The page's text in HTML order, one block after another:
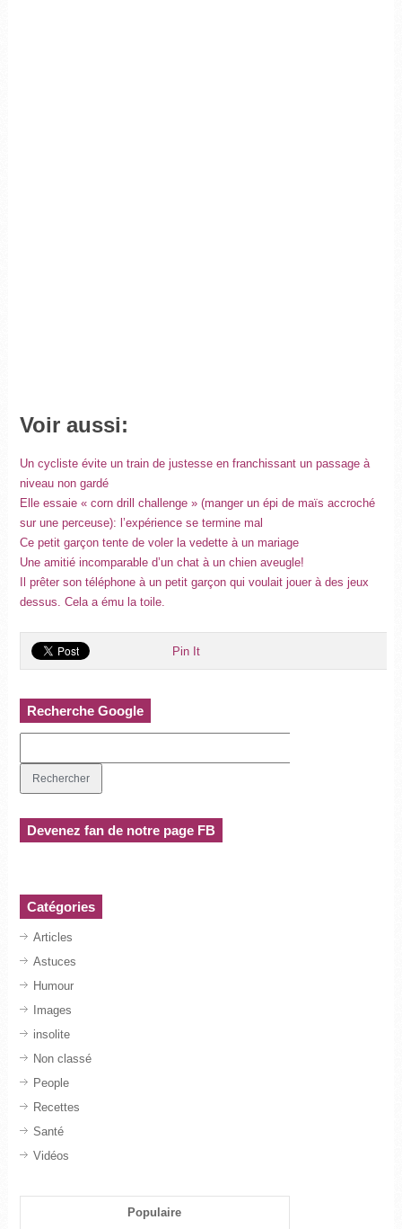
Voir aussi:
Un cycliste évite un train de justesse en franchissant un passage à
niveau non gardé
Elle essaie « corn drill challenge » (manger un épi de maïs accroché
sur une perceuse): l’expérience se termine mal
Ce petit garçon tente de voler la vedette à un mariage
Une amitié incomparable d’un chat à un chien aveugle!
Il prêter son téléphone à un petit garçon qui voulait jouer à des jeux
dessus. Cela a ému la toile.
Pin It
Recherche Google
Devenez fan de notre page FB
Catégories
Articles
Astuces
Humour
Images
insolite
Non classé
People
Recettes
Santé
Vidéos
Populaire